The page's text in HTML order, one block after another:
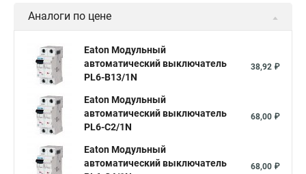
Аналоги по цене
Eaton Модульный
автоматический выключатель
PL6-B13/1N
38,92 ₽
Eaton Модульный
автоматический выключатель
PL6-C2/1N
68,00 ₽
Eaton Модульный
автоматический выключатель
68,00 ₽